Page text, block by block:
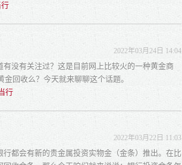
2022年03月24日 14:04
没有关注过？这是目前网上比较火的一种黄金商
回收么？今天就来聊聊这个话题。
行
2022年03月22日 11:03
都会有新的贵金属投资实物金（金条）推出。在比